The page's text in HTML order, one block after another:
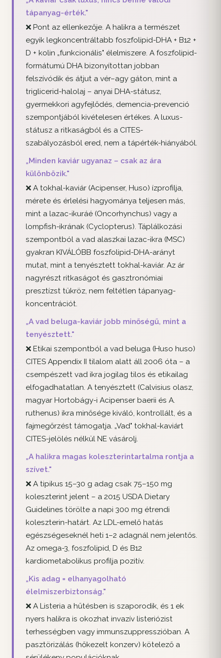
tápanyag-érték."
❌ Pont az ellenkezője. A halikra a természet
egyik legkoncentráltabb foszfolipid-DHA + B12 +
D + kolin „funkcionális" élelmiszere. A foszfolipid-
formátumú DHA bizonyítottan jobban
felszívódik és átjut a vér–agy gáton, mint a
triglicerid-halolaj – anyai DHA-státusz,
gyermekkori agyfejlődés, demencia-prevenció
szempontjából kivételesen értékes. A luxus-
státusz a ritkaságból és a CITES-
szabályozásból ered, nem a tápérték-hiányából.
„Minden kaviár ugyanaz – csak az ára
különbözik."
❌ A tokhal-kaviár (Acipenser, Huso) ízprofilja,
mérete és érlelési hagyománya teljesen más,
mint a lazac-ikuráé (Oncorhynchus) vagy a
lompfish-ikrának (Cyclopterus). Táplálkozási
szempontból a vad alaszkai lazac-ikra (MSC)
gyakran KIVÁLÓBB foszfolipid-DHA-arányt
mutat, mint a tenyésztett tokhal-kaviár. Az ár
nagyrészt ritkaságot és gasztronómiai
presztízst tükröz, nem feltétlen tápanyag-
koncentrációt.
„A vad beluga-kaviár jobb minőségű, mint a
tenyésztett."
❌ Etikai szempontból a vad beluga (Huso huso)
CITES Appendix II tilalom alatt áll 2006 óta – a
csempészett vad ikra jogilag tilos és etikailag
elfogadhatatlan. A tenyésztett (Calvisius olasz,
magyar Hortobágy-i Acipenser baerii és A.
ruthenus) ikra minősége kiváló, kontrollált, és a
fajmegőrzést támogatja. „Vad" tokhal-kaviárt
CITES-jelölés nélkül NE vásárolj.
„A halikra magas koleszterintartalma rontja a
szívet."
❌ A tipikus 15–30 g adag csak 75–150 mg
koleszterint jelent – a 2015 USDA Dietary
Guidelines törölte a napi 300 mg étrendi
koleszterin-határt. Az LDL-emelő hatás
egészségeseknél heti 1–2 adagnál nem jelentős.
Az omega-3, foszfolipid, D és B12
kardiometabolikus profilja pozitív.
„Kis adag = elhanyagolható
élelmiszerbiztonság."
❌ A Listeria a hűtésben is szaporodik, és 1 ek
nyers halikra is okozhat invazív listeriózist
terhességben vagy immunszuppresszióban. A
pasztörizálás (hőkezelt konzerv) kötelező a